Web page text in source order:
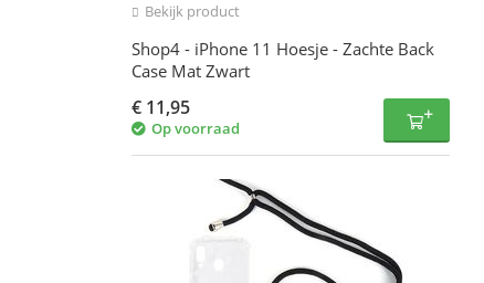
Bekijk product
Shop4 - iPhone 11 Hoesje - Zachte Back
Case Mat Zwart
€ 11,95
Op voorraad